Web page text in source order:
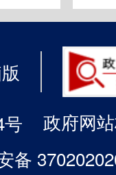
政府网
备